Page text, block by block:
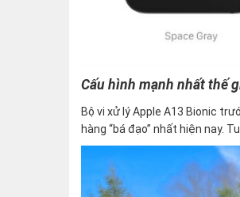
Cấu hình mạnh nhất thế
Bộ vi xử lý Apple A13 Bionic
hàng “bá đạo” nhất hiện nay.